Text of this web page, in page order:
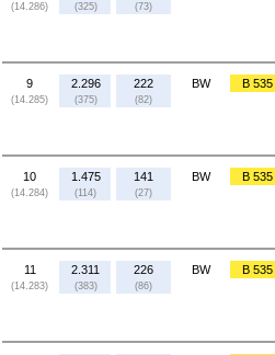
(14.286) (325) (73)
9
(14.285)
2.296
(375)
222
(82)
BW B 535
10
(14.284)
1.475
(114)
141
(27)
BW B 535
11
(14.283)
2.311
(383)
226
(86)
BW B 535